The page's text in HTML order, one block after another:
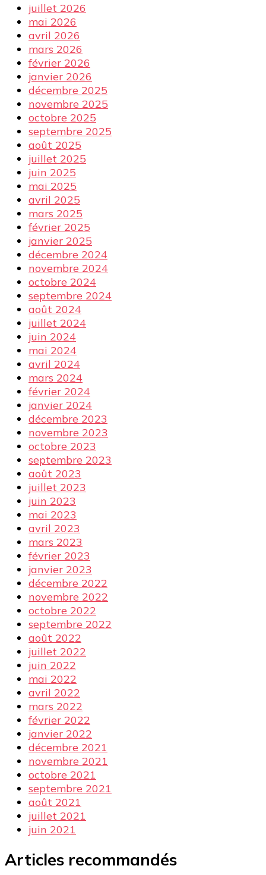
juillet 2026
mai 2026
avril 2026
mars 2026
février 2026
janvier 2026
décembre 2025
novembre 2025
octobre 2025
septembre 2025
août 2025
juillet 2025
juin 2025
mai 2025
avril 2025
mars 2025
février 2025
janvier 2025
décembre 2024
novembre 2024
octobre 2024
septembre 2024
août 2024
juillet 2024
juin 2024
mai 2024
avril 2024
mars 2024
février 2024
janvier 2024
décembre 2023
novembre 2023
octobre 2023
septembre 2023
août 2023
juillet 2023
juin 2023
mai 2023
avril 2023
mars 2023
février 2023
janvier 2023
décembre 2022
novembre 2022
octobre 2022
septembre 2022
août 2022
juillet 2022
juin 2022
mai 2022
avril 2022
mars 2022
février 2022
janvier 2022
décembre 2021
novembre 2021
octobre 2021
septembre 2021
août 2021
juillet 2021
juin 2021
Articles recommandés